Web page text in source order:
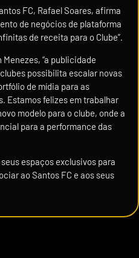
FC, Rafael Soares, afirma
de negócios de plataforma
de receita para o Clube”.
Menezes, “a publicidade
possibilita escalar novas
de mídia para as
Estamos felizes em trabalhar
modelo para o clube, onde a
para a performance das
espaços exclusivos para
ao Santos FC e aos seus